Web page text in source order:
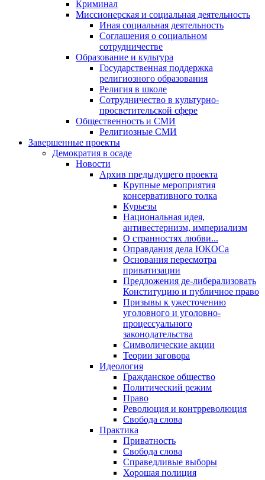
Криминал
Миссионерская и социальная деятельность
Иная социальная деятельность
Соглашения о социальном
сотрудничестве
Образование и культура
Государственная поддержка
религиозного образования
Религия в школе
Сотрудничество в культурно-
просветительской сфере
Общественность и СМИ
Религиозные СМИ
Завершенные проекты
Демократия в осаде
Новости
Архив предыдущего проекта
Крупные мероприятия
консервативного толка
Курьезы
Национальная идея,
антивестернизм, империализм
О странностях любви...
Оправдания дела ЮКОСа
Основания пересмотра
приватизации
Предложения де-либерализовать
Конституцию и публичное право
Призывы к ужесточению
уголовного и уголовно-
процессуального
законодательства
Символические акции
Теории заговора
Идеология
Гражданское общество
Политический режим
Право
Революция и контрреволюция
Свобода слова
Практика
Приватность
Свобода слова
Справедливые выборы
Хорошая полиция